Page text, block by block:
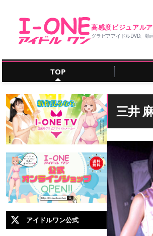
高感度ビジュアル
グラビアアイドルDVD、動
TOP
アイドルワン公式
三井